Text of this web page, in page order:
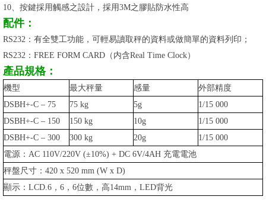
10、按鍵採用觸感之設計，採用3M之膠貼防水性高
配件：
RS232：有全雙工功能，可輕易讀取秤的資料或做簡單的資料列印；
RS232：FREE FORM CARD（内含Real Time Clock）
產品規格：
機型 最大秤量 感量
外部精度
DSBH+-C – 75
75 kg 5g
1/15 000
DSBH+-C – 150
150 kg 10g
1/15 000
DSBH+-C – 300
300 kg 20g
1/15 000
電源：AC 110V/220V (±10%) + DC 6V/4AH 充電電池
秤盤尺寸：420 x 520 mm (W x D)
顯示：LCD.6，6，6位數，高14mm，LED背光